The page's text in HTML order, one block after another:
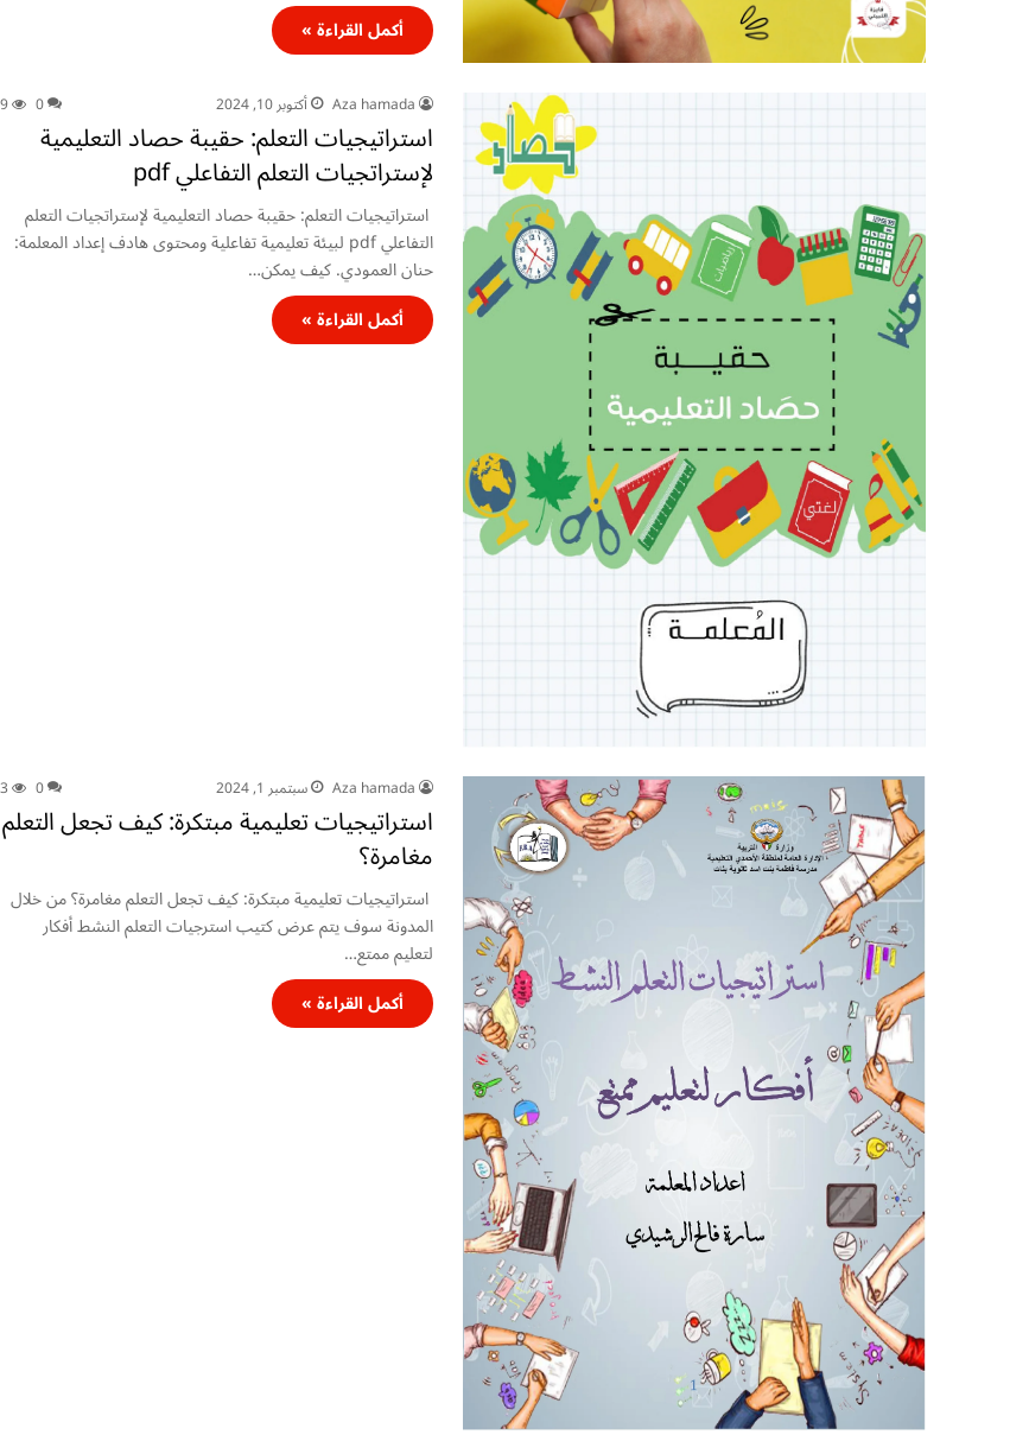
أكمل القراءة »
Aza hamada أكتوبر 10, 2024 0
9
استراتيجيات التعلم: حقيبة حصاد التعليمية
لإستراتجيات التعلم التفاعلي pdf
استراتيجيات التعلم: حقيبة حصاد التعليمية لإستراتجيات التعلم
التفاعلي pdf لبيئة تعليمية تفاعلية ومحتوى هادف إعداد المعلمة:
حنان العمودي. كيف يمكن…
أكمل القراءة »
Aza hamada سبتمبر 1, 2024 0
3
استراتيجيات تعليمية مبتكرة: كيف تجعل التعلم
مغامرة؟
استراتيجيات تعليمية مبتكرة: كيف تجعل التعلم مغامرة؟ من خلال
المدونة سوف يتم عرض كتيب استرجيات التعلم النشط أفكار
لتعليم ممتع…
أكمل القراءة »